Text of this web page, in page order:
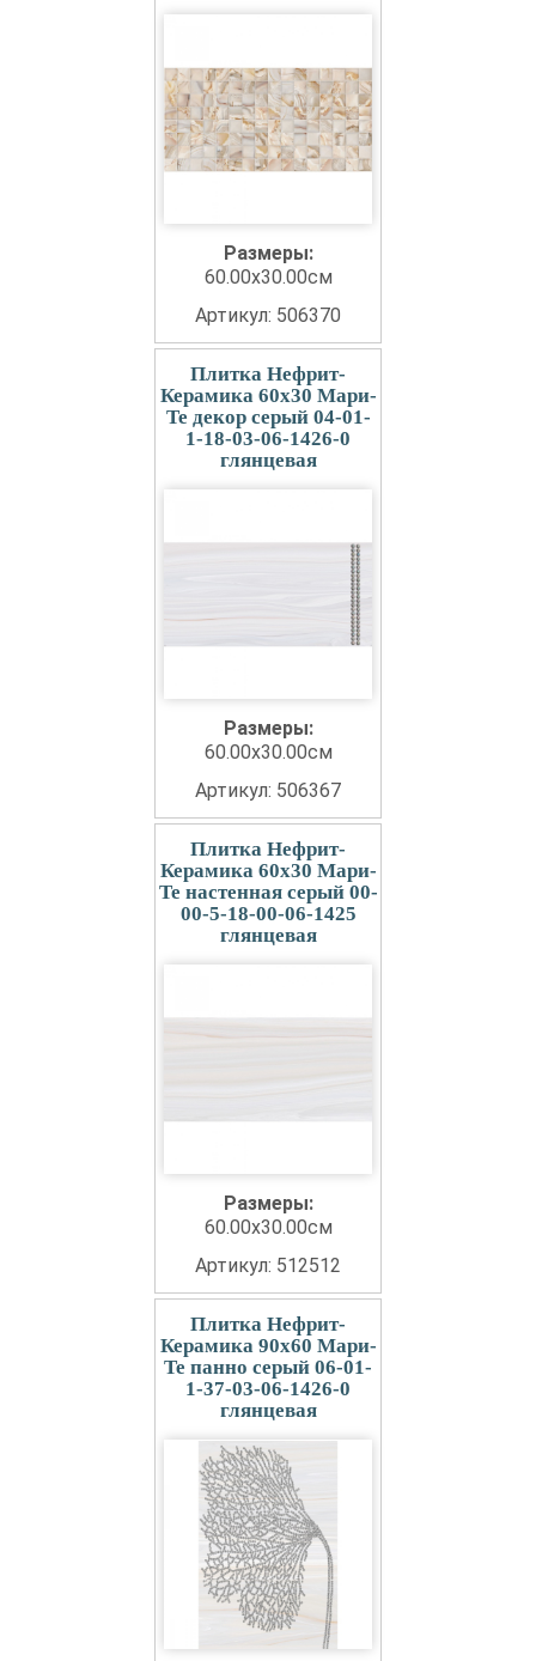
Размеры:
60.00x30.00см
Артикул: 506370
Плитка Нефрит-
Керамика 60x30 Мари-
Те декор серый 04-01-
1-18-03-06-1426-0
глянцевая
Размеры:
60.00x30.00см
Артикул: 506367
Плитка Нефрит-
Керамика 60x30 Мари-
Те настенная серый 00-
00-5-18-00-06-1425
глянцевая
Размеры:
60.00x30.00см
Артикул: 512512
Плитка Нефрит-
Керамика 90x60 Мари-
Те панно серый 06-01-
1-37-03-06-1426-0
глянцевая